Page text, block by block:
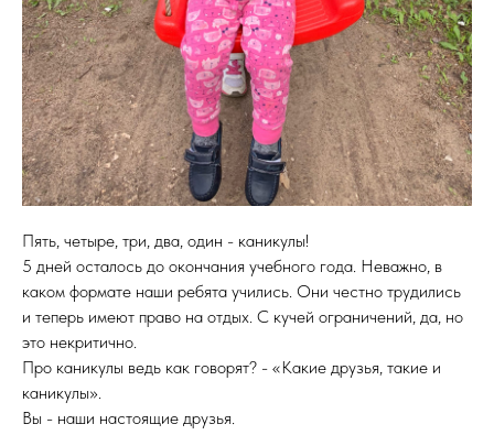
Пять, четыре, три, два, один - каникулы!
5 дней осталось до окончания учебного года. Неважно, в
каком формате наши ребята учились. Они честно трудились
и теперь имеют право на отдых. С кучей ограничений, да, но
это некритично.
Про каникулы ведь как говорят? - «Какие друзья, такие и
каникулы».
Вы - наши настоящие друзья.